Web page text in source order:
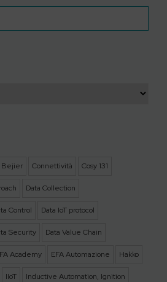
Bejier Connettività Cosy 131
Data Collection
Control Data IoT protocol
Security Data Value Chain
Academy EFA Automazione Hakko
IIoT Inductive Automation, Ignition